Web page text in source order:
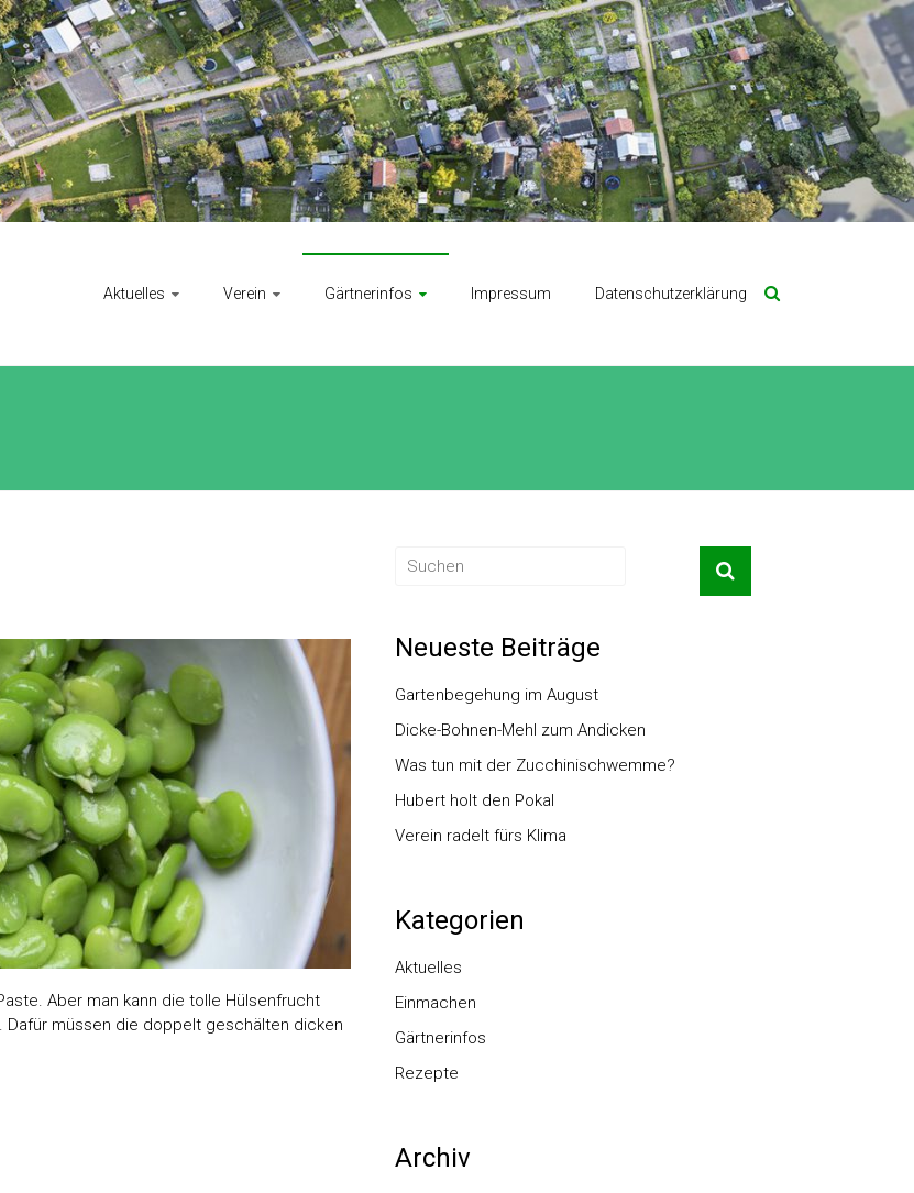
Aktuelles Verein Gärtnerinfos Impressum Datenschutzerklärung
Aber man kann die tolle Hülsenfrucht
Dafür müssen die doppelt geschälten dicken
Neueste Beiträge
Gartenbegehung im August
Dicke-Bohnen-Mehl zum Andicken
Was tun mit der Zucchinischwemme?
Hubert holt den Pokal
Verein radelt fürs Klima
Kategorien
Aktuelles
Einmachen
Gärtnerinfos
Rezepte
Archiv